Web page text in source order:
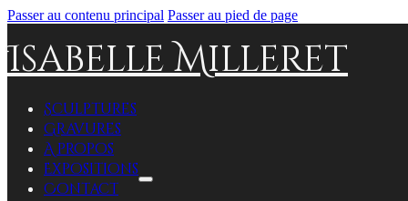
Passer au contenu principal Passer au pied de page
Isabelle Milleret
Sculptures
Gravures
A propos
Expositions
Contact